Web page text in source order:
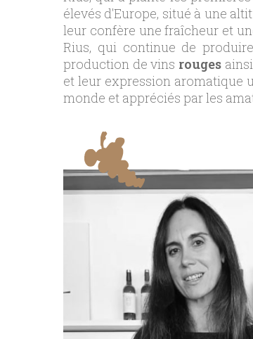
élevés d'Europe, situé à une
leur confère une fraîcheur et
Rius, qui continue de
production de vins rouges
et leur expression aromatique
monde et appréciés par les